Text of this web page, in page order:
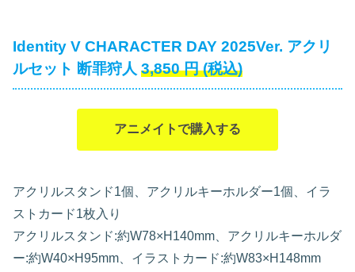
Identity V CHARACTER DAY 2025Ver. アクリ
ルセット 断罪狩人 3,850 円 (税込)
アニメイトで購入する
アクリルスタンド1個、アクリルキーホルダー1個、イラ
ストカード1枚入り
アクリルスタンド:約W78×H140mm、アクリルキーホルダ
ー:約W40×H95mm、イラストカード:約W83×H148mm